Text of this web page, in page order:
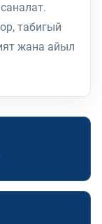
табигый
жана айыл